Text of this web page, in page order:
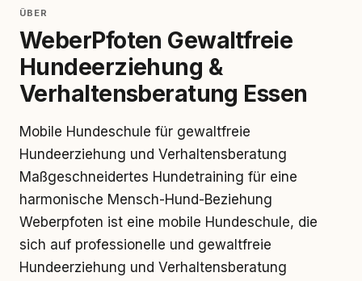
ÜBER
WeberPfoten Gewaltfreie
Hundeerziehung &
Verhaltensberatung Essen
Mobile Hundeschule für gewaltfreie
Hundeerziehung und Verhaltensberatung
Maßgeschneidertes Hundetraining für eine
harmonische Mensch-Hund-Beziehung
Weberpfoten ist eine mobile Hundeschule, die
sich auf professionelle und gewaltfreie
Hundeerziehung und Verhaltensberatung